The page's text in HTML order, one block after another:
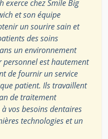
exerce chez Smile Big
et son équipe
un sourire sain et
des soins
un environnement
personnel est hautement
de fournir un service
patient. Ils travaillent
de traitement
vos besoins dentaires
technologies et un